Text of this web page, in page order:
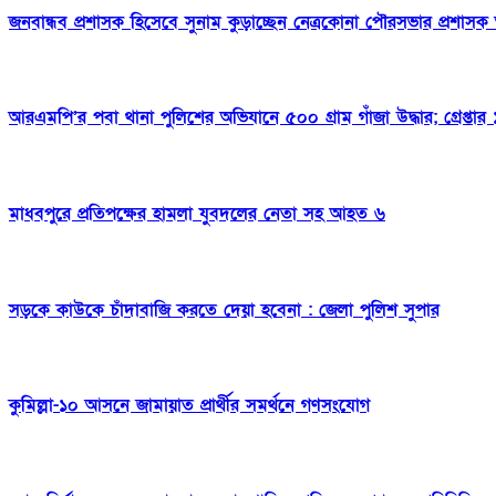
জনবান্ধব প্রশাসক হিসেবে সুনাম কুড়াচ্ছেন নেত্রকোনা পৌরসভার
আরএমপি’র পবা থানা পুলিশের অভিযানে ৫০০ গ্রাম গাঁজা উদ্ধার; গ্রেপ্তার
মাধবপুরে প্রতিপক্ষের হামলা যুবদলের নেতা সহ আহত ৬
সড়কে কাউকে চাঁদাবাজি করতে দেয়া হবেনা : জেলা পুলিশ সুপার
কুমিল্লা-১০ আসনে জামায়াত প্রার্থীর সমর্থনে গণসংযোগ